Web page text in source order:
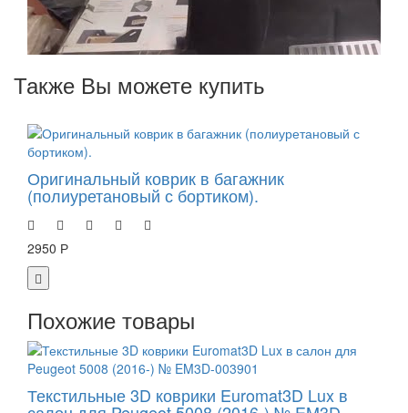
Также Вы можете купить
Оригинальный коврик в багажник
(полиуретановый с бортиком).
2950 Р
Похожие товары
Текстильные 3D коврики Euromat3D Lux в